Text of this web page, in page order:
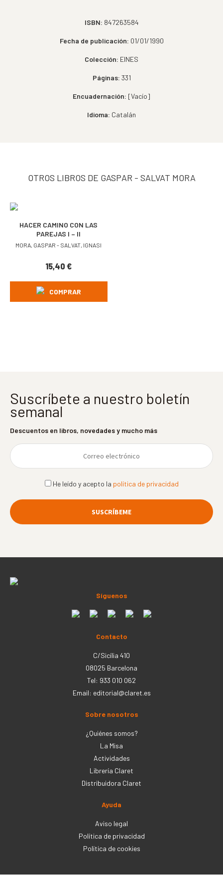
ISBN: 847263584
Fecha de publicación: 01/01/1990
Colección: EINES
Páginas: 331
Encuadernación: [Vacío]
Idioma: Catalán
OTROS LIBROS DE GASPAR - SALVAT MORA
HACER CAMINO CON LAS
PAREJAS I – II
MORA, GASPAR - SALVAT, IGNASI
15,40€
COMPRAR
Suscríbete a nuestro boletín
semanal
Descuentos en libros, novedades y mucho más
He leído y acepto la política de privacidad
Síguenos
Contacto
C/Sicília 410
08025 Barcelona
Tel: 933 010 062
Email: editorial@claret.es
Sobre nosotros
¿Quiénes somos?
La Misa
Actividades
Librería Claret
Distribuidora Claret
Ayuda
Aviso legal
Política de privacidad
Política de cookies